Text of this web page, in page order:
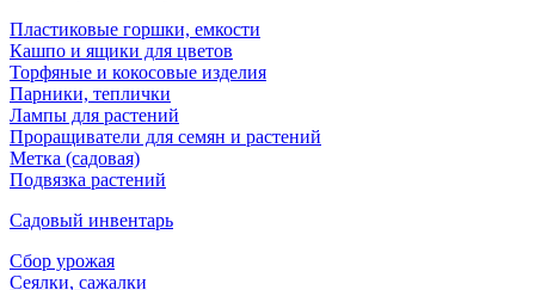
Пластиковые горшки, емкости
Кашпо и ящики для цветов
Торфяные и кокосовые изделия
Парники, теплички
Лампы для растений
Проращиватели для семян и растений
Метка (садовая)
Подвязка растений
Садовый инвентарь
Сбор урожая
Сеялки, сажалки